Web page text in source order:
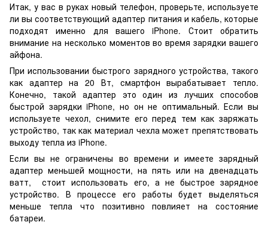
Итак, у вас в руках новый телефон, проверьте, используете
ли вы соответствующий адаптер питания и кабель, которые
подходят именно для вашего iPhone. Стоит обратить
внимание на несколько моментов во время зарядки вашего
айфона.
При использовании быстрого зарядного устройства, такого
как адаптер на 20 Вт, смартфон вырабатывает тепло.
Конечно, такой адаптер это один из лучших способов
быстрой зарядки iPhone, но он не оптимальный. Если вы
используете чехол, снимите его перед тем как заряжать
устройство, так как материал чехла может препятствовать
выходу тепла из iPhone.
Если вы не ограничены во времени и имеете зарядный
адаптер меньшей мощности, на пять или на двенадцать
ватт, стоит использовать его, а не быстрое зарядное
устройство. В процессе его работы будет выделяться
меньше тепла что позитивно повлияет на состояние
батареи.